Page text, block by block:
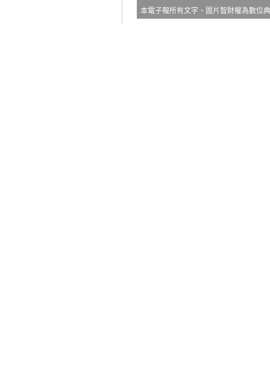
本電子報所有文字、圖片智財權為數位